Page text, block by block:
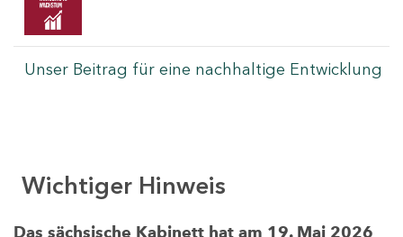
Unser Beitrag für eine nachhaltige Entwicklung
Wichtiger Hinweis
Das sächsische Kabinett hat am 19. Mai 2026